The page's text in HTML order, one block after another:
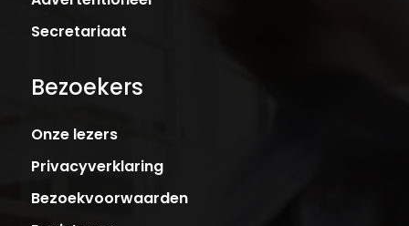
Secretariaat
Bezoekers
Onze lezers
Privacyverklaring
Bezoekvoorwaarden